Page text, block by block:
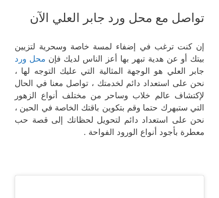
تواصل مع محل ورد جابر العلي الآن
إن كنت ترغب في إضفاء لمسة خاصة وسحرية لتزيين
بيتك أو عن هدية تبهر بها أعز الناس لديك فإن محل ورد
جابر العلي هو الوجهة المثالية التي عليك التوجه لها ،
نحن على استعداد دائم لخدمتك ، تواصل معنا في الحال
لإكتشاف عالم خلاب وساحر من مختلف أنواع الزهور
التي ستبهرك حتما وقم بتكوين باقتك الخاصة في الحين ،
نحن على استعداد دائم لتحويل لحظاتك إلى قصة حب
معطرة بأجود أنواع الورود الفواحة .